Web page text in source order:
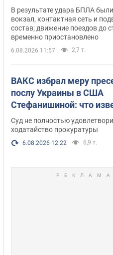
есть погибшие и
В результате удара БПЛА
вокзал, контактная сеть и
состав; движение поездов до
временно приостановлено
6.08.2026 11:57 2,7 т.
ВАКС избрал меру
послу Украины в США
Стефанишиной: что
деле
Суд не полностью
ходатайство прокуратуры
6.08.2026 12:22 6,9 т.